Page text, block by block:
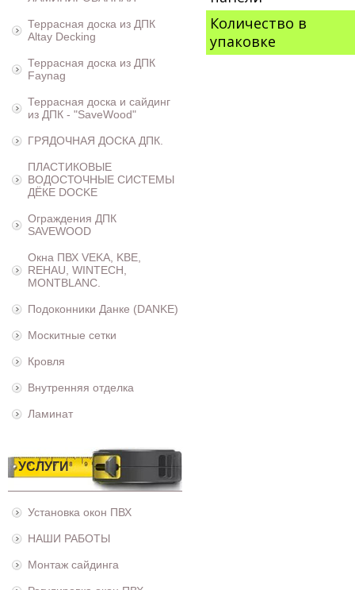
Террасная доска из ДПК
Altay Decking
Террасная доска из ДПК
Faynag
Террасная доска и сайдинг
из ДПК - "SaveWood"
ГРЯДОЧНАЯ ДОСКА ДПК.
ПЛАСТИКОВЫЕ
ВОДОСТОЧНЫЕ СИСТЕМЫ
ДЁКЕ DOCKE
Ограждения ДПК
SAVEWOOD
Окна ПВХ VEKA, KBE,
REHAU, WINTECH,
MONTBLANC.
Подоконники Данке (DANKE)
Москитные сетки
Кровля
Внутренняя отделка
Ламинат
УСЛУГИ
Установка окон ПВХ
НАШИ РАБОТЫ
Монтаж сайдинга
Количество в
упаковке